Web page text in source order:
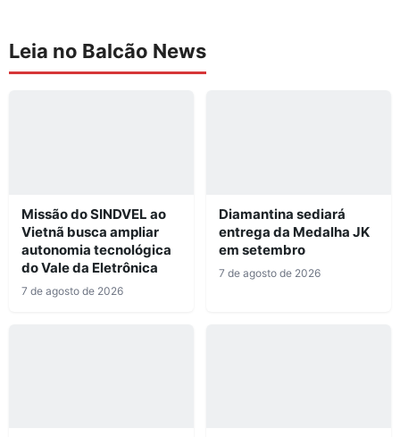
Leia no Balcão News
Missão do SINDVEL ao
Vietnã busca ampliar
autonomia tecnológica
do Vale da Eletrônica
7 de agosto de 2026
Diamantina sediará
entrega da Medalha JK
em setembro
7 de agosto de 2026